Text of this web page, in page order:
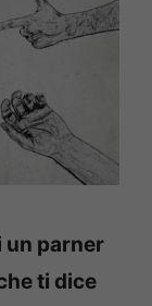
un parner
ti dice